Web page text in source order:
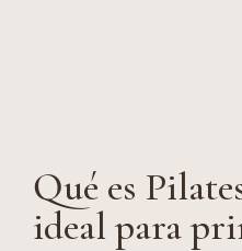
Qué es
ideal para